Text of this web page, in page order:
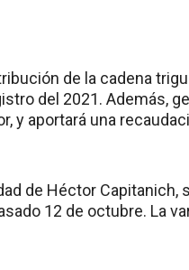
de la cadena
del 2021. Además,
y aportará una
de Héctor
12 de octubre. La